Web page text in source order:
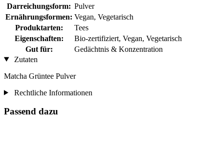
Darreichungsform: Pulver
Ernährungsformen: Vegan, Vegetarisch
Produktarten:
Tees
Eigenschaften:
Bio-zertifiziert, Vegan, Vegetarisch
Gut für:
Gedächtnis & Konzentration
Zutaten
Matcha Grüntee Pulver
Rechtliche Informationen
Passend dazu